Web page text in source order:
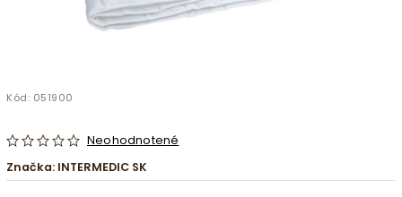
Kód: 051900
Neohodnotené
Značka: INTERMEDIC SK